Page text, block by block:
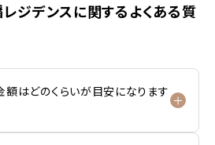
ジデンスに関するよくある質
はどのくらいが目安になります